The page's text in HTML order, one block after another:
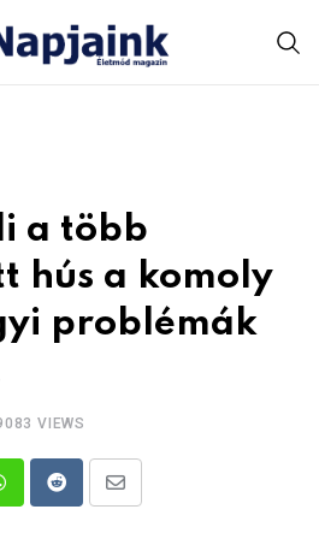
a több
hús a komoly
problémák
VIEWS
RedditShare